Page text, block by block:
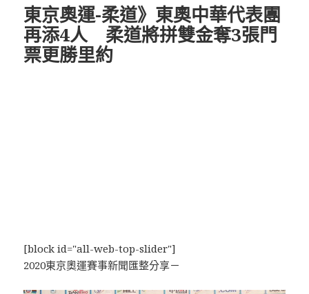
東京奧運-柔道》東奧中華代表團
再添4人 柔道將拼雙金奪3張門
票更勝里約
[block id="all-web-top-slider"]
2020東京奧運賽事新聞匯整分享－